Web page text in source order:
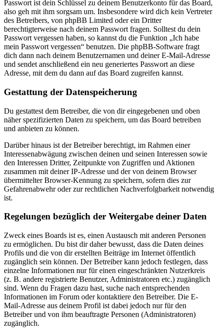
Passwort ist dein Schlüssel zu deinem Benutzerkonto für das Board,
also geh mit ihm sorgsam um. Insbesondere wird dich kein Vertreter
des Betreibers, von phpBB Limited oder ein Dritter
berechtigterweise nach deinem Passwort fragen. Solltest du dein
Passwort vergessen haben, so kannst du die Funktion „Ich habe
mein Passwort vergessen“ benutzen. Die phpBB-Software fragt
dich dann nach deinem Benutzernamen und deiner E-Mail-Adresse
und sendet anschließend ein neu generiertes Passwort an diese
Adresse, mit dem du dann auf das Board zugreifen kannst.
Gestattung der Datenspeicherung
Du gestattest dem Betreiber, die von dir eingegebenen und oben
näher spezifizierten Daten zu speichern, um das Board betreiben
und anbieten zu können.
Darüber hinaus ist der Betreiber berechtigt, im Rahmen einer
Interessenabwägung zwischen deinen und seinen Interessen sowie
den Interessen Dritter, Zeitpunkte von Zugriffen und Aktionen
zusammen mit deiner IP-Adresse und der von deinem Browser
übermittelter Browser-Kennung zu speichern, sofern dies zur
Gefahrenabwehr oder zur rechtlichen Nachverfolgbarkeit notwendig
ist.
Regelungen bezüglich der Weitergabe deiner Daten
Zweck eines Boards ist es, einen Austausch mit anderen Personen
zu ermöglichen. Du bist dir daher bewusst, dass die Daten deines
Profils und die von dir erstellten Beiträge im Internet öffentlich
zugänglich sein können. Der Betreiber kann jedoch festlegen, dass
einzelne Informationen nur für einen eingeschränkten Nutzerkreis
(z. B. andere registrierte Benutzer, Administratoren etc.) zugänglich
sind. Wenn du Fragen dazu hast, suche nach entsprechenden
Informationen im Forum oder kontaktiere den Betreiber. Die E-
Mail-Adresse aus deinem Profil ist dabei jedoch nur für den
Betreiber und von ihm beauftragte Personen (Administratoren)
zugänglich.